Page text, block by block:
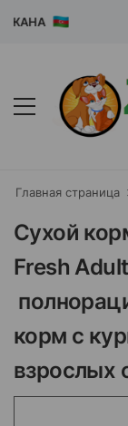
Главная страница
Сухой
Fresh
корм с
взрослых